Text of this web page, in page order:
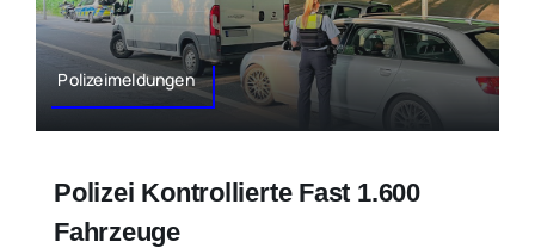
Polizeimeldungen
Polizei Kontrollierte Fast 1.600
Fahrzeuge